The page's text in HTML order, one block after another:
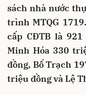
sách nhà nước
trình MTQG
cấp CĐTB là
Minh Hóa 330
đồng, Bố Trạch
triệu đồng và Lệ